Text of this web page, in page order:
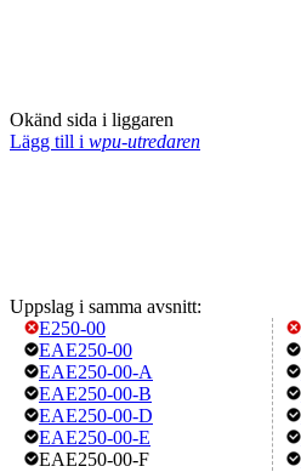
Okänd sida i liggaren
Lägg till i wpu-utredaren
Uppslag i samma avsnitt:
E250-00
EAE250-00
EAE250-00-A
EAE250-00-B
EAE250-00-D
EAE250-00-E
EAE250-00-F